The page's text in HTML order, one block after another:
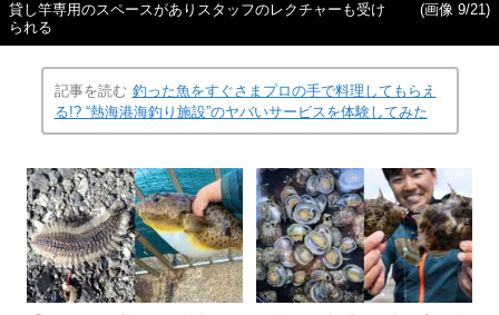
貸し竿専用のスペースがありスタッフのレクチャーも受け
られる
(画像 9/21)
記事を読む 釣った魚をすぐさまプロの手で料理してもらえ
る!? “熱海港海釣り施設”のヤバいサービスを体験してみた